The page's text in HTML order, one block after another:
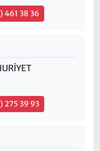
461 38 36
275 39 93